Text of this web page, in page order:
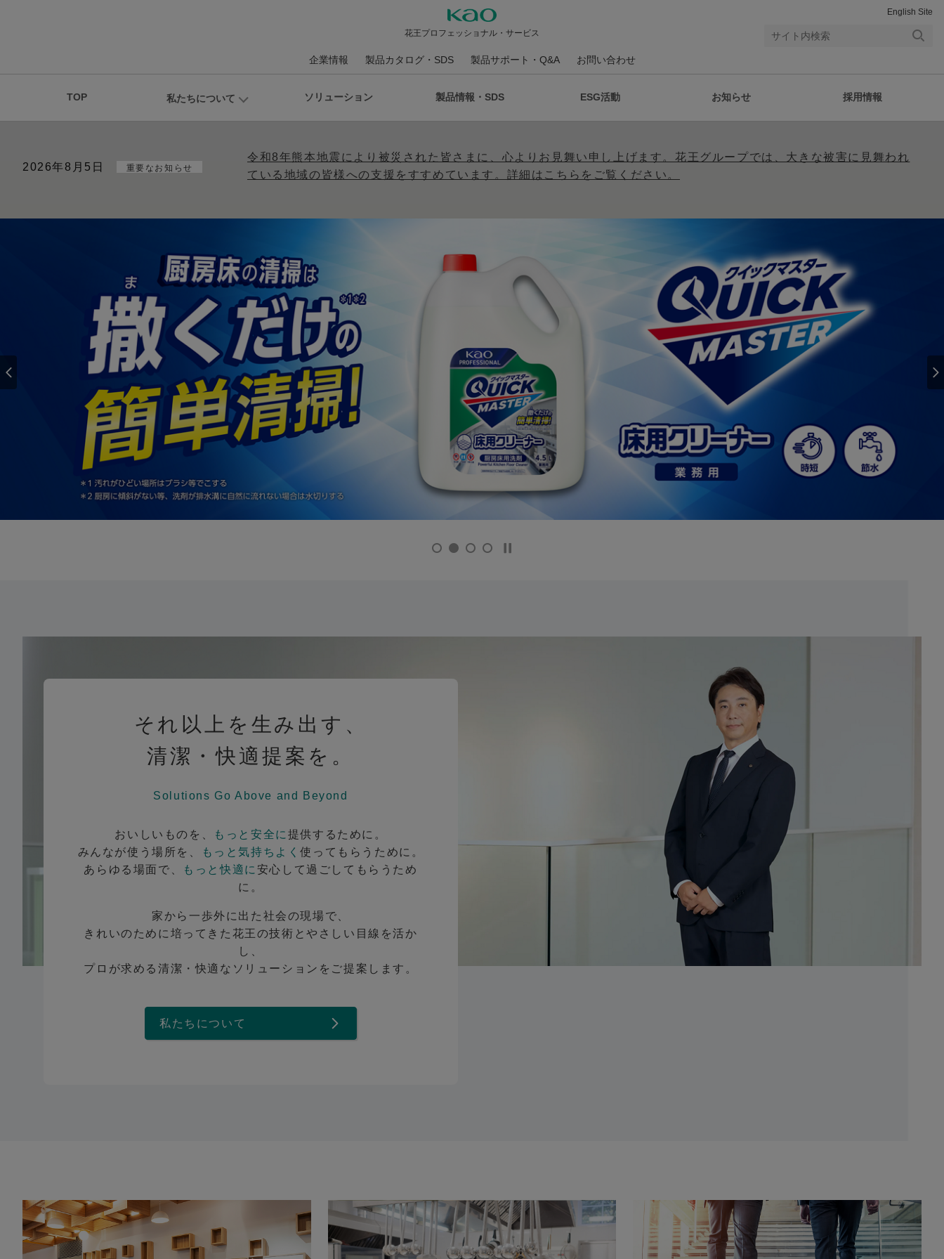
花王プロフェッショナル・サービス
English Site
する
企業情報 製品カタログ・SDS 製品サポート・Q&A お問い合わせ
TOP 私たちについて ソリューション 製品情報・SDS ESG活動 お知らせ 採用情報
2026年8月5日 重要なお知らせ
令和8年熊本地震により被災された皆さまに、心よりお見舞い申し上げます。花王グループでは、大きな被害に見舞われ
ている地域の皆様への支援をすすめています。詳細はこちらをご覧ください。
それ以上を生み出す、
清潔・快適提案を。
Solutions Go Above and Beyond
おいしいものを、 もっと安全に提供するために。
みんなが使う場所を、
もっと気持ちよく使ってもらうために。
あらゆる場面で、
もっと快適に安心して過ごしてもらうため
に。
家から一歩外に出た社会の現場で、
きれいのために培ってきた花王の技術とやさしい目線を活か
し、
プロが求める清潔・快適なソリューションをご提案します。
私たちについて